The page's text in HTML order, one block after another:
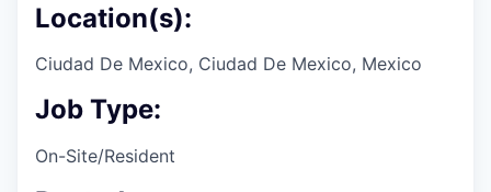
Location(s):
Ciudad De Mexico, Ciudad De Mexico, Mexico
Job Type:
On-Site/Resident